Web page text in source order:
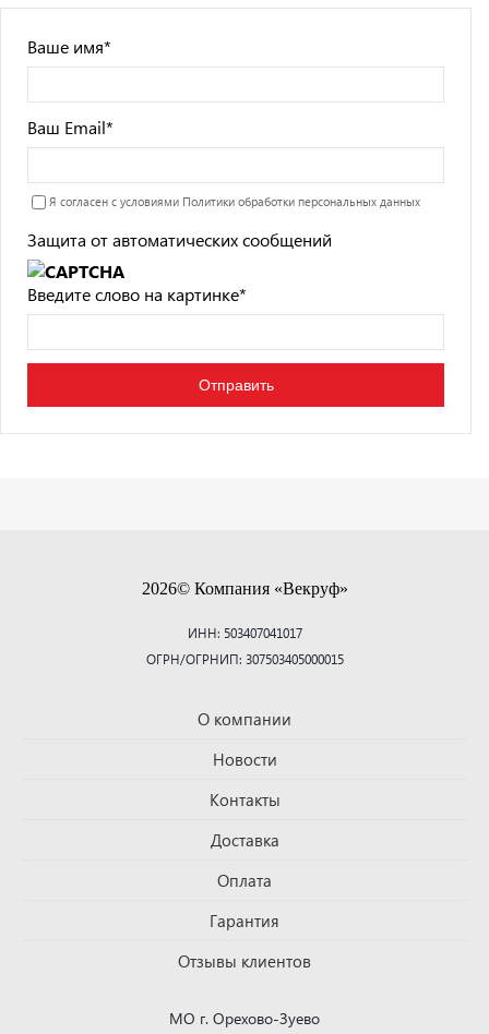
Ваше имя*
Ваш Email*
Я согласен с условиями Политики обработки персональных данных
Защита от автоматических сообщений
Введите слово на картинке*
2026© Компания «Векруф»
ИНН: 503407041017
ОГРН/ОГРНИП: 307503405000015
О компании
Новости
Контакты
Доставка
Оплата
Гарантия
Отзывы клиентов
МО г. Орехово-Зуево